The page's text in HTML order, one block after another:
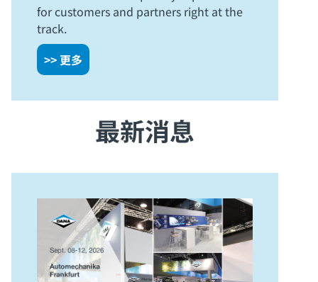
for customers and partners right at the
track.
>> 更多
最新消息